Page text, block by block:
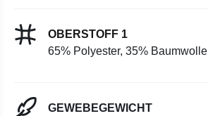
OBERSTOFF 1
65% Polyester, 35% Baumwolle
GEWEBEGEWICHT